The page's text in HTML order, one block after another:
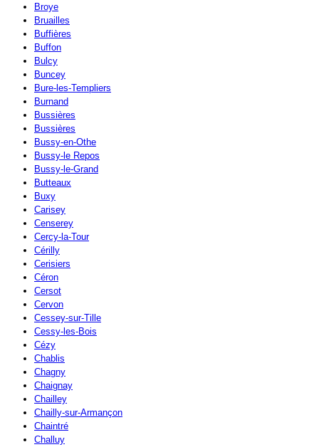
Broye
Bruailles
Buffières
Buffon
Bulcy
Buncey
Bure-les-Templiers
Burnand
Bussières
Bussières
Bussy-en-Othe
Bussy-le Repos
Bussy-le-Grand
Butteaux
Buxy
Carisey
Censerey
Cercy-la-Tour
Cérilly
Cerisiers
Céron
Cersot
Cervon
Cessey-sur-Tille
Cessy-les-Bois
Cézy
Chablis
Chagny
Chaignay
Chailley
Chailly-sur-Armançon
Chaintré
Challuy